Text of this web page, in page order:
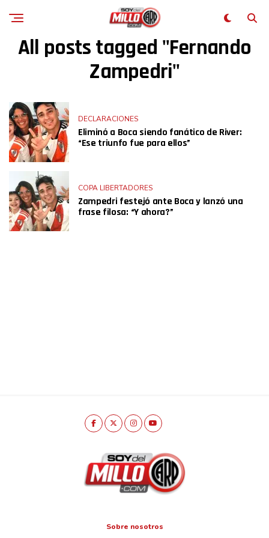
All posts tagged "Fernando
Zampedri"
DECLARACIONES
Eliminó a Boca siendo fanático de River:
“Ese triunfo fue para ellos”
COPA LIBERTADORES
Zampedri festejó ante Boca y lanzó una
frase filosa: “Y ahora?”
Sobre nosotros